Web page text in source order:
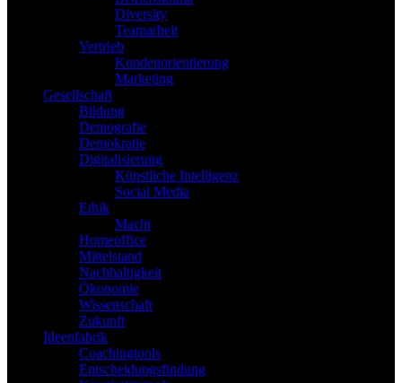
Diversity
Teamarbeit
Vertrieb
Kundenorientierung
Marketing
Gesellschaft
Bildung
Demografie
Demokratie
Digitalisierung
Künstliche Intelligenz
Social Media
Ethik
Macht
Homeoffice
Mittelstand
Nachhaltigkeit
Ökonomie
Wissenschaft
Zukunft
Ideenfabrik
Coachingtools
Entscheidungsfindung